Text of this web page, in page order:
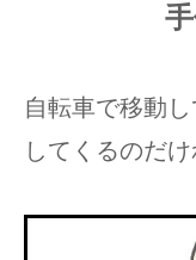
自転車で移動
してくるのだ